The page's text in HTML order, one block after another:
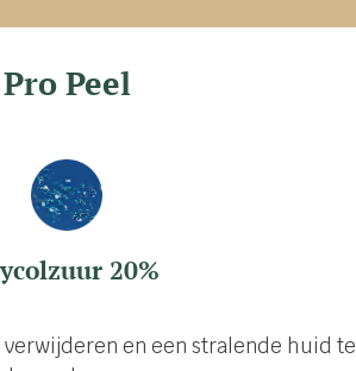
Peel
20%
en een stralende huid te